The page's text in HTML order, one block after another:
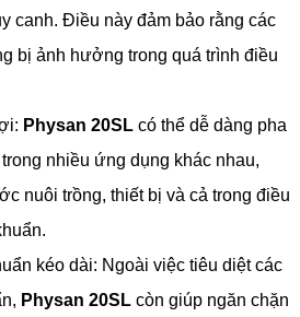
canh. Điều này đảm bảo rằng các
bị ảnh hưởng trong quá trình điều
Physan 20SL có thể dễ dàng pha
nhiều ứng dụng khác nhau,
nuôi trồng, thiết bị và cả trong điều
kéo dài: Ngoài việc tiêu diệt các
Physan 20SL còn giúp ngăn chặn